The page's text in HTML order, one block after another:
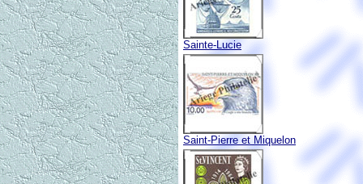
Sainte-Lucie
Saint-Pierre et Miquelon